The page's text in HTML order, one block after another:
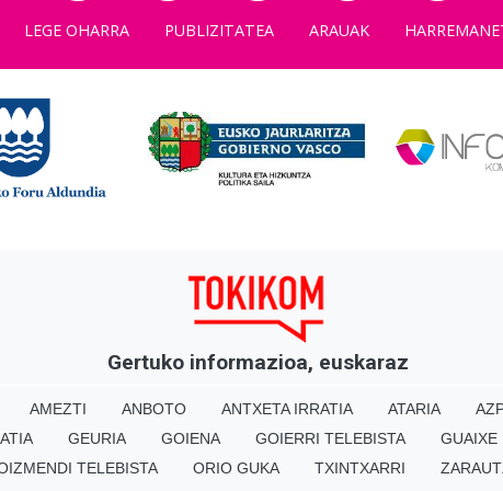
LEGE OHARRA PUBLIZITATEA ARAUAK
Gertuko informazioa, euskaraz
AMEZTI ANBOTO ANTXETA IRRATIA ATARIA
GEURIA GOIENA GOIERRI TELEBISTA
GUAIXE
TELEBISTA ORIO GUKA TXINTXARRI